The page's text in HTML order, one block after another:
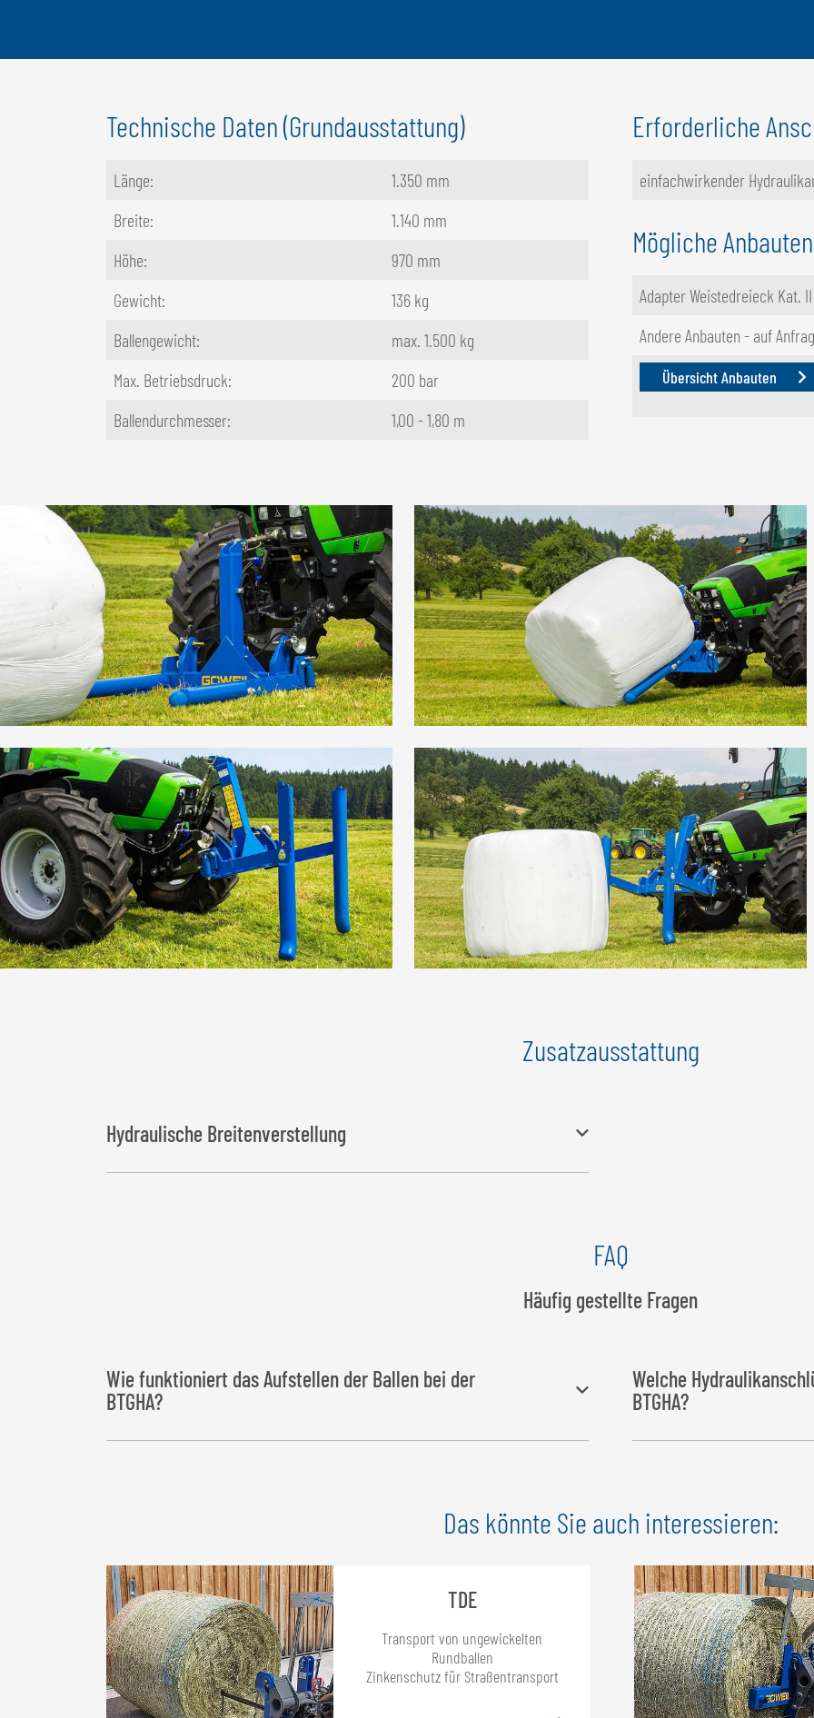
Technische Daten (Grundausstattung)
Länge:
1.350 mm
Breite:
1.140 mm
Höhe:
970 mm
Gewicht:
136 kg
Ballengewicht:
max. 1.500 kg
Max. Betriebsdruck:
200 bar
Ballendurchmesser:
1,00 - 1,80 m
Erforderliche
einfachwirkender
Mögliche Anbauten
Adapter Weistedreieck Kat. II
Andere Anbauten - auf
Übersicht Anbauten
Zusatzausstattung
Hydraulische Breitenverstellung
FAQ
Häufig gestellte Fragen
Wie funktioniert das Aufstellen der Ballen bei der
BTGHA?
Welche
BTGHA?
dieZusatzausrüstung
Das könnte Sie auch interessieren:
TDE
Transport von ungewickelten
Rundballen
Zinkenschutz für Straßentransport